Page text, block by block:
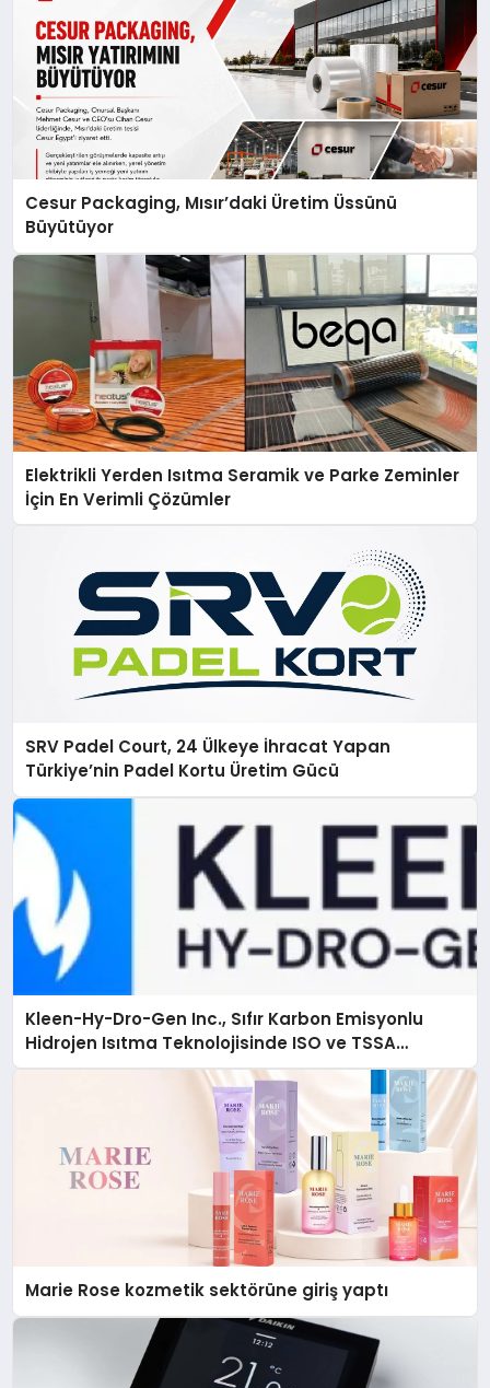
Cesur Packaging, Mısır’daki Üretim Üssünü
Büyütüyor
Elektrikli Yerden Isıtma Seramik ve Parke Zeminler
İçin En Verimli Çözümler
SRV Padel Court, 24 Ülkeye İhracat Yapan
Türkiye’nin Padel Kortu Üretim Gücü
Kleen-Hy-Dro-Gen Inc., Sıfır Karbon Emisyonlu
Hidrojen Isıtma Teknolojisinde ISO ve TSSA
Düzenleyici Onaylarını Aldı
Marie Rose kozmetik sektörüne giriş yaptı